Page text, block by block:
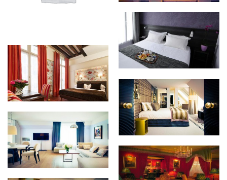
Hôtel Garden Saint
Martin
Hotel Saint Paul Rive
Gauche
Sofitel Paris Le Faubourg
Sofitel Paris Arc De
Triomphe
Victoria Palace Hôtel